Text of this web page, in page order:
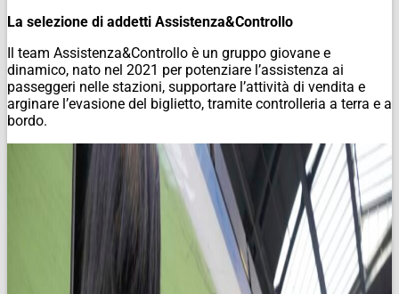
La selezione di addetti Assistenza&Controllo
Il team Assistenza&Controllo è un gruppo giovane e
dinamico, nato nel 2021 per potenziare l’assistenza ai
passeggeri nelle stazioni, supportare l’attività di vendita e
arginare l’evasione del biglietto, tramite controlleria a terra e a
bordo.